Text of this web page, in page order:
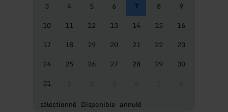
3
4 5 6 7 8
9
10
11 12 13 14 15
16
17
18 19 20 21 22
23
24
25 26 27 28 29
30
31
sélectionné Disponible annulé